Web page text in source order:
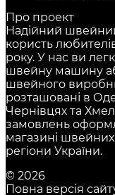
Про проект
Надійний
користь
року. У нас ви
швейну машину
швейного
розташовані в
Чернівцях та
замовлень
магазині
регіони України.
© 2026
Повна версія